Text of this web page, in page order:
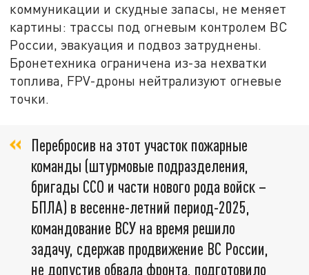
коммуникации и скудные запасы, не меняет
картины: трассы под огневым контролем ВС
России, эвакуация и подвоз затруднены.
Бронетехника ограничена из-за нехватки
топлива, FPV-дроны нейтрализуют огневые
точки.
Перебросив на этот участок пожарные
команды (штурмовые подразделения,
бригады ССО и части нового рода войск –
БПЛА) в весенне-летний период-2025,
командование ВСУ на время решило
задачу, сдержав продвижение ВС России,
не допустив обвала фронта, подготовило